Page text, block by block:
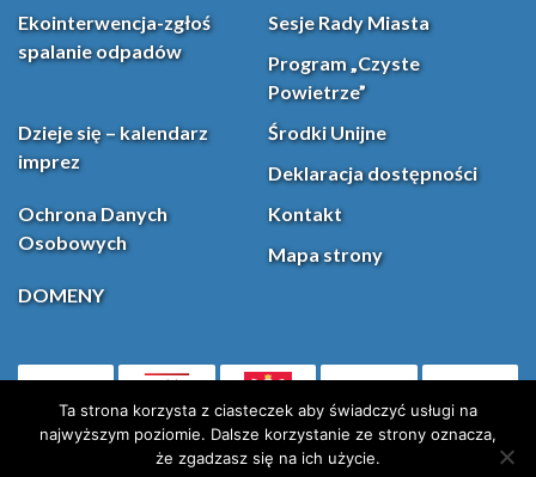
Ekointerwencja-zgłoś
spalanie odpadów
Sesje Rady Miasta
Program „Czyste
Powietrze”
Dzieje się – kalendarz
imprez
Środki Unijne
Deklaracja dostępności
Ochrona Danych
Osobowych
Kontakt
Mapa strony
DOMENY
(otwiera się w nowej karcie)Facebook
Ta strona korzysta z ciasteczek aby świadczyć usługi na
najwyższym poziomie. Dalsze korzystanie ze strony oznacza,
że zgadzasz się na ich użycie.